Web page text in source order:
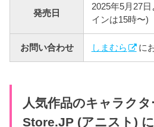
発売日
2025年5月27
インは15時〜)
お問い合わせ しまむら に
人気作品のキャラク
Store.JP (アニスト) に